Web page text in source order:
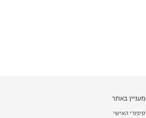
מעניין באתר
סיפורי האישי